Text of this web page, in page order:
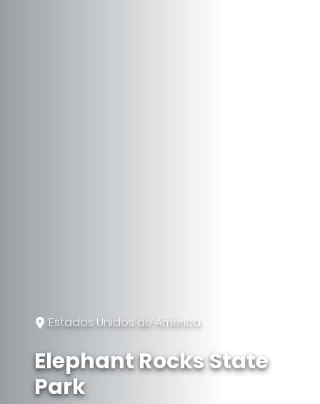
Estados Unidos de América
Elephant Rocks State
Park